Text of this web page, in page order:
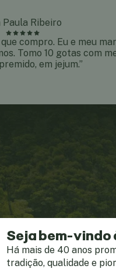
Paula Ribeiro
que compro. Eu e meu
Tomo 10 gotas com
em jejum.”
Seja bem-vindo
Há mais de 40 anos
tradição, qualidade e